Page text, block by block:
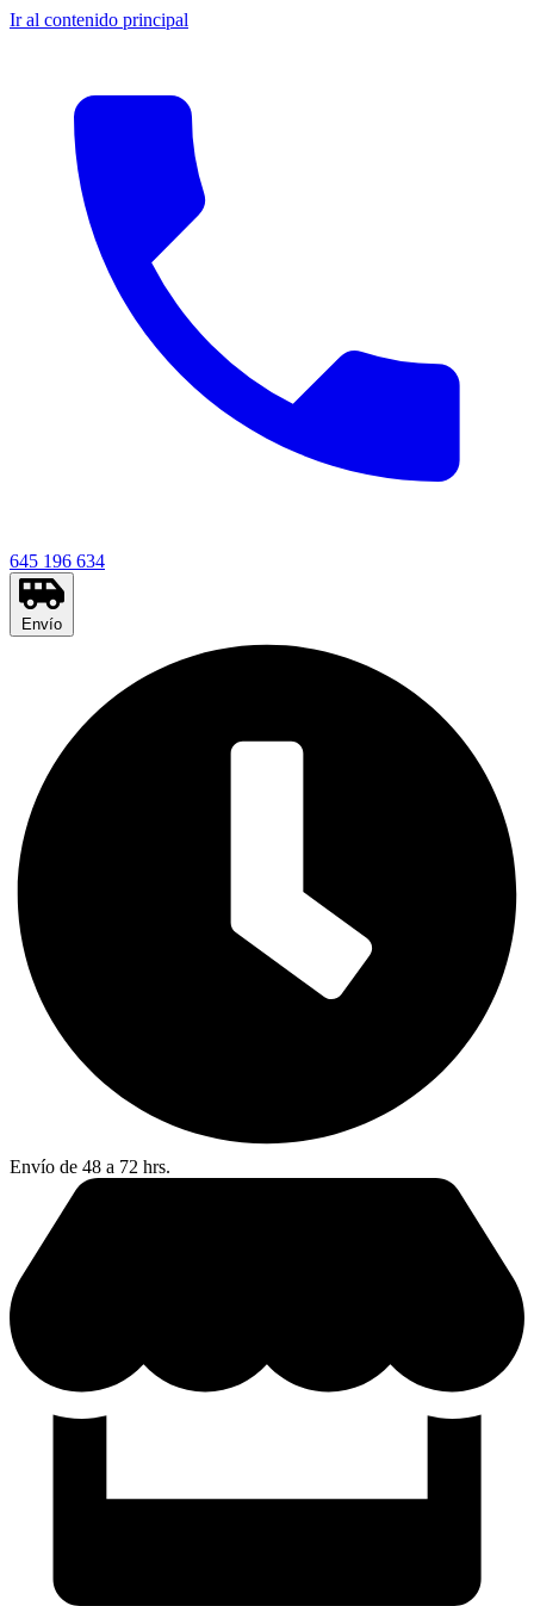
Ir al contenido principal
645 196 634
Envío
Envío de 48 a 72 hrs.